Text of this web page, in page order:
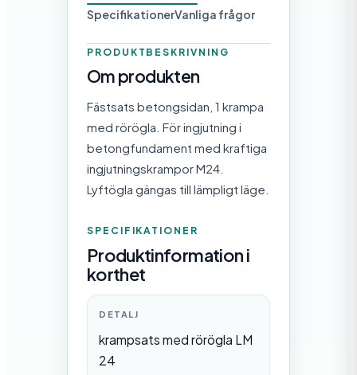
SpecifikationerVanliga frågor
PRODUKTBESKRIVNING
Om produkten
Fästsats betongsidan, 1 krampa
med rörögla. För ingjutning i
betongfundament med kraftiga
ingjutningskrampor M24.
Lyftögla gängas till lämpligt läge.
SPECIFIKATIONER
Produktinformation i
korthet
DETALJ
krampsats med rörögla LM
24